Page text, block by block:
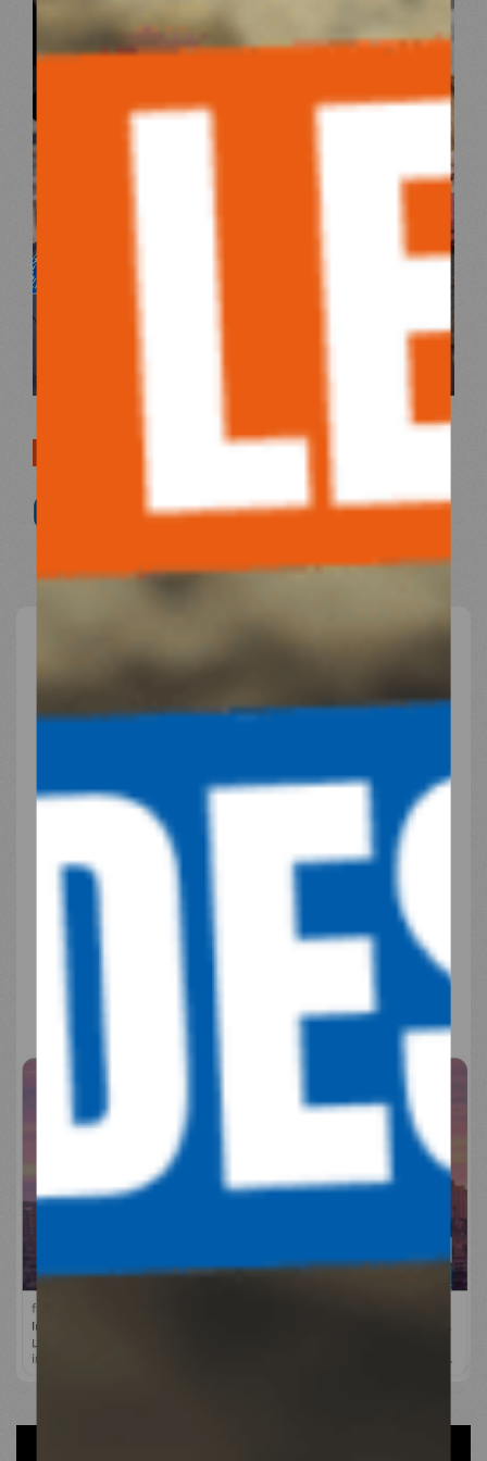
08/02/2023
santé mentale et en santé primaire sont
« Nous demandons un accès humanitaire
sans condition ».
🗣️ Louise Bichet, Responsable Moyen-Orient
@MdM_France
#UrgenceSéisme